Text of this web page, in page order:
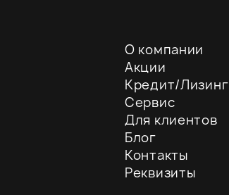
О компании
Акции
Кредит/Лизинг
Сервис
Для клиентов
Блог
Контакты
Реквизиты